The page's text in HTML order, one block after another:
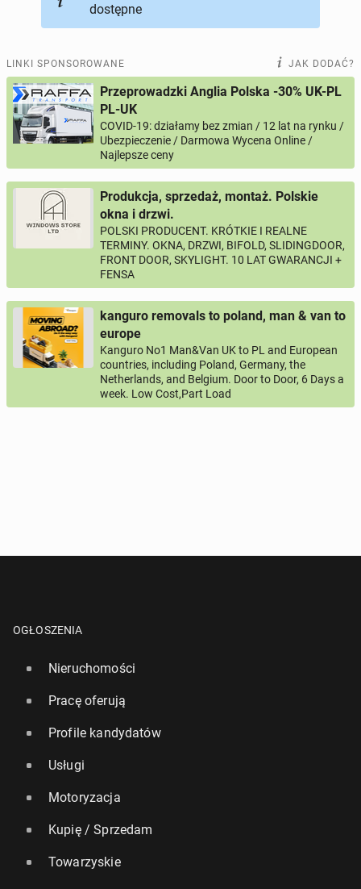
dostępne
LINKI SPONSOROWANE JAK DODAĆ?
Przeprowadzki Anglia Polska -30% UK-PL
PL-UK
COVID-19: działamy bez zmian / 12 lat na rynku /
Ubezpieczenie / Darmowa Wycena Online /
Najlepsze ceny
Produkcja, sprzedaż, montaż. Polskie
okna i drzwi.
POLSKI PRODUCENT. KRÓTKIE I REALNE
TERMINY. OKNA, DRZWI, BIFOLD, SLIDINGDOOR,
FRONT DOOR, SKYLIGHT. 10 LAT GWARANCJI +
FENSA
kanguro removals to poland, man & van to
europe
Kanguro No1 Man&Van UK to PL and European
countries, including Poland, Germany, the
Netherlands, and Belgium. Door to Door, 6 Days a
week. Low Cost,Part Load
OGŁOSZENIA
Nieruchomości
Pracę oferują
Profile kandydatów
Usługi
Motoryzacja
Kupię / Sprzedam
Towarzyskie